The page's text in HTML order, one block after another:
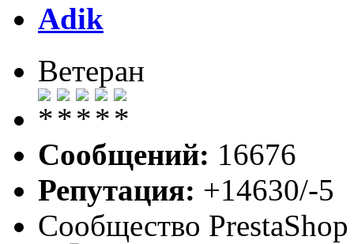
Adik
Ветеран
Сообщений: 16676
Репутация: +14630/-5
Сообщество PrestaShop